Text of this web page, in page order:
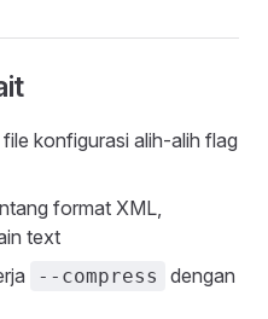
konfigurasi alih-alih flag
format XML,
text
--compress
dengan